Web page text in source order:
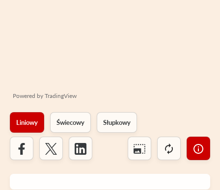
Powered by TradingView
Liniowy Świecowy Słupkowy